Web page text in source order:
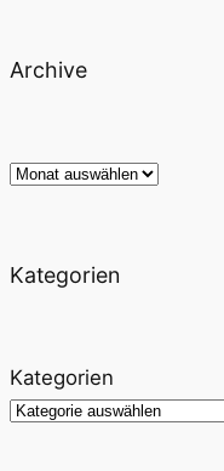
Archive
Archiv
Kategorien
Kategorien